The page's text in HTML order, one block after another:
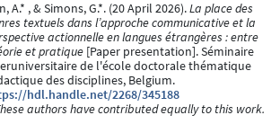
A.* , & Simons, G.*. (20 April 2026).La place des
textuels dans l’approche communicative et la
actionnelle en langues étrangères : entre
et pratique [Paper presentation]. Séminaire
de l'école doctorale thématique
des disciplines, Belgium.
hdl.handle.net/2268/345188
authors have contributed equally to this work.